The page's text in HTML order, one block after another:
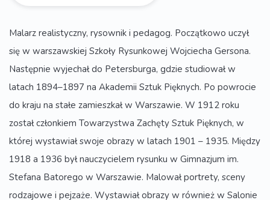
Malarz realistyczny, rysownik i pedagog. Początkowo uczył
się w warszawskiej Szkoły Rysunkowej Wojciecha Gersona.
Następnie wyjechał do Petersburga, gdzie studiował w
latach 1894–1897 na Akademii Sztuk Pięknych. Po powrocie
do kraju na stałe zamieszkał w Warszawie. W 1912 roku
został członkiem Towarzystwa Zachęty Sztuk Pięknych, w
której wystawiał swoje obrazy w latach 1901 – 1935. Między
1918 a 1936 był nauczycielem rysunku w Gimnazjum im.
Stefana Batorego w Warszawie. Malował portrety, sceny
rodzajowe i pejzaże. Wystawiał obrazy w również w Salonie